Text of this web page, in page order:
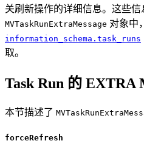
关刷新操作的详细信息。这些信
MVTaskRunExtraMessage 对象中
information_schema.task_runs
取。
Task Run 的 EXTRA
本节描述了
forceRefresh